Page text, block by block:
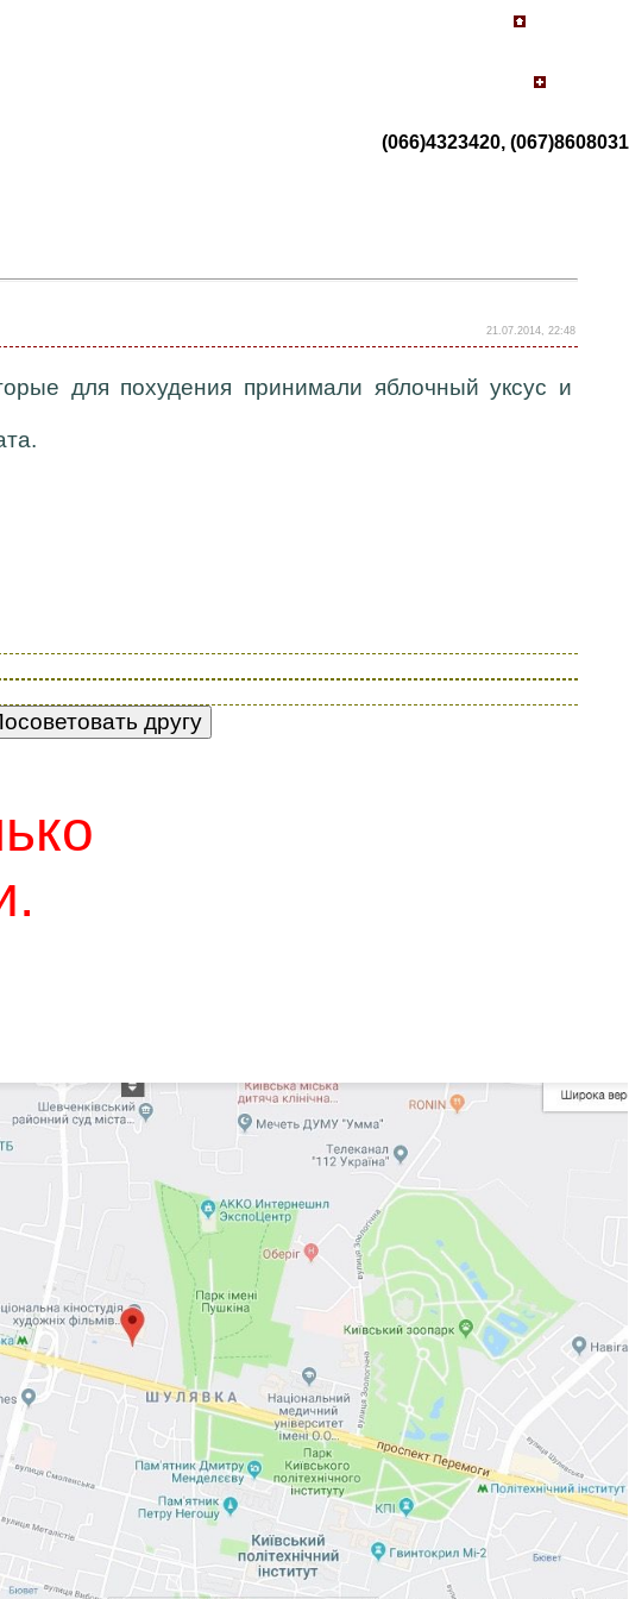
(066)4323420, (067)8608031
21.07.2014, 22:48
для похудения принимали яблочный уксус и